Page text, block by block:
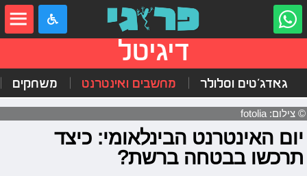
דיגיטל
גאדג'טים וסלולר מחשבים ואינטרנט משחקים
© צילום: fotolia
יום האינטרנט הבינלאומי: כיצד
תרכשו בבטחה ברשת?